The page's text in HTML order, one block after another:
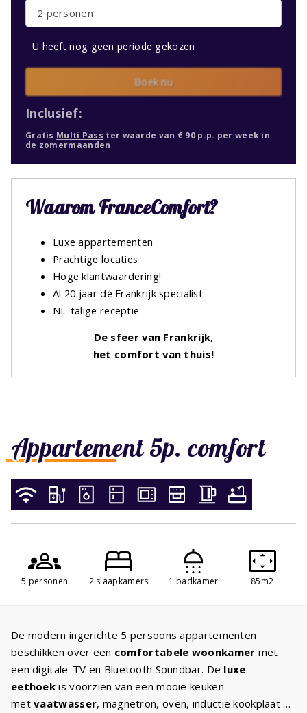
Appartement 5p. comfort
5 personen 2 slaapkamers 1 badkamer 85m2
De modern ingerichte 5 persoons appartementen
beschikken over een comfortabele woonkamer met
een digitale-TV en Bluetooth Soundbar. De luxe
eethoek is voorzien van een mooie keuken
metvaatwasser, magnetron, oven, inductie kookplaat en
2 personen
U heeft nog geen periode gekozen
Boek nu
Inclusief:
Gratis Multi Pass ter waarde van € 90 p.p. per week in
de zomermaanden
Waarom FranceComfort?
Luxe appartementen
Prachtige locaties
Hoge klantwaardering!
Al 20 jaar dé Frankrijk specialist
NL-talige receptie
De sfeer van Frankrijk,
het comfort van thuis!